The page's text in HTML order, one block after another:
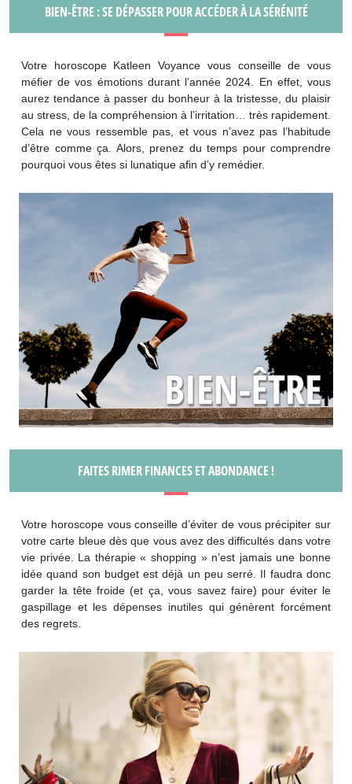
BIEN-ÊTRE : SE DÉPASSER POUR ACCÉDER À LA SÉRÉNITÉ
Votre horoscope Katleen Voyance vous conseille de vous
méfier de vos émotions durant l’année 2024. En effet, vous
aurez tendance à passer du bonheur à la tristesse, du plaisir
au stress, de la compréhension à l’irritation… très rapidement.
Cela ne vous ressemble pas, et vous n’avez pas l’habitude
d’être comme ça. Alors, prenez du temps pour comprendre
pourquoi vous êtes si lunatique afin d’y remédier.
FAITES RIMER FINANCES ET ABONDANCE !
Votre horoscope vous conseille d’éviter de vous précipiter sur
votre carte bleue dès que vous avez des difficultés dans votre
vie privée. La thérapie « shopping » n’est jamais une bonne
idée quand son budget est déjà un peu serré. Il faudra donc
garder la tête froide (et ça, vous savez faire) pour éviter le
gaspillage et les dépenses inutiles qui génèrent forcément
des regrets.